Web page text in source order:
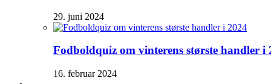
29. juni 2024
Fodboldquiz om vinterens største handler i
16. februar 2024